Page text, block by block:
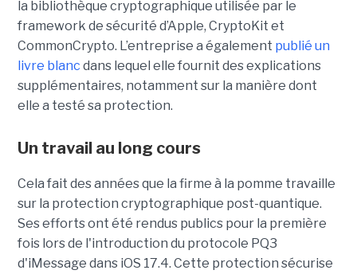
la bibliothèque cryptographique utilisée par le
framework de sécurité d’Apple, CryptoKit et
CommonCrypto. L’entreprise a également publié un
livre blanc dans lequel elle fournit des explications
supplémentaires, notamment sur la manière dont
elle a testé sa protection.
Un travail au long cours
Cela fait des années que la firme à la pomme travaille
sur la protection cryptographique post-quantique.
Ses efforts ont été rendus publics pour la première
fois lors de l'introduction du protocole PQ3
d'iMessage dans iOS 17.4. Cette protection sécurise